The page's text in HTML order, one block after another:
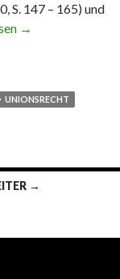
S. 147 – 165) und
Analyse des Vor-
→
UNIONSRECHT
→